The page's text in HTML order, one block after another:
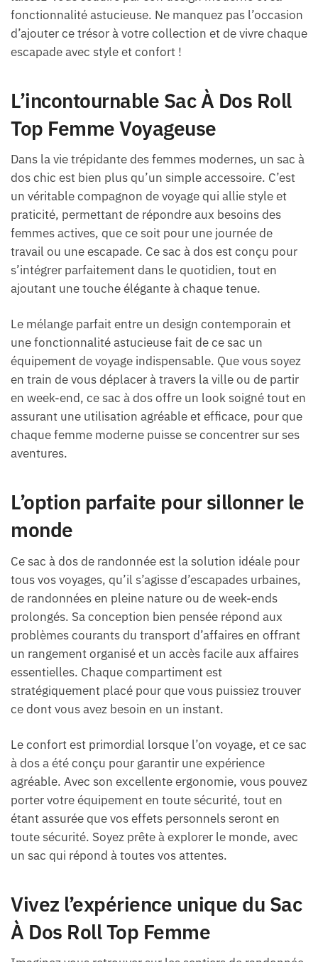
fonctionnalité astucieuse. Ne manquez pas l’occasion
d’ajouter ce trésor à votre collection et de vivre chaque
escapade avec style et confort !
L’incontournable Sac À Dos Roll
Top Femme Voyageuse
Dans la vie trépidante des femmes modernes, un sac à
dos chic est bien plus qu’un simple accessoire. C’est
un véritable compagnon de voyage qui allie style et
praticité, permettant de répondre aux besoins des
femmes actives, que ce soit pour une journée de
travail ou une escapade. Ce sac à dos est conçu pour
s’intégrer parfaitement dans le quotidien, tout en
ajoutant une touche élégante à chaque tenue.
Le mélange parfait entre un design contemporain et
une fonctionnalité astucieuse fait de ce sac un
équipement de voyage indispensable. Que vous soyez
en train de vous déplacer à travers la ville ou de partir
en week-end, ce sac à dos offre un look soigné tout en
assurant une utilisation agréable et efficace, pour que
chaque femme moderne puisse se concentrer sur ses
aventures.
L’option parfaite pour sillonner le
monde
Ce sac à dos de randonnée est la solution idéale pour
tous vos voyages, qu’il s’agisse d’escapades urbaines,
de randonnées en pleine nature ou de week-ends
prolongés. Sa conception bien pensée répond aux
problèmes courants du transport d’affaires en offrant
un rangement organisé et un accès facile aux affaires
essentielles. Chaque compartiment est
stratégiquement placé pour que vous puissiez trouver
ce dont vous avez besoin en un instant.
Le confort est primordial lorsque l’on voyage, et ce sac
à dos a été conçu pour garantir une expérience
agréable. Avec son excellente ergonomie, vous pouvez
porter votre équipement en toute sécurité, tout en
étant assurée que vos effets personnels seront en
toute sécurité. Soyez prête à explorer le monde, avec
un sac qui répond à toutes vos attentes.
Vivez l’expérience unique du Sac
À Dos Roll Top Femme